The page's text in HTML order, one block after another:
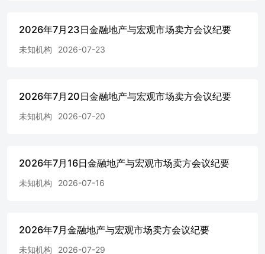
月上行、9-11月回落后续重启上涨的验证情况，以及对应农
其海外产能扩张、国际化业务落地成果3. 招商、南华等金
投及省级平台的评级变动 5. 美对伊朗空袭、油价上涨对美
股、亚洲股市及A股油气等热点板块的影响 6. 华峰测控、
妙可蓝多后续催化节点的落地情况，以及东山精密索尔思客
2026年7月23日金融地产与宏观市场卖方会议纪要
未知机构 2026-07-23
2026年7月20日金融地产与宏观市场卖方会议纪要
未知机构 2026-07-20
2026年7月16日金融地产与宏观市场卖方会议纪要
未知机构 2026-07-16
2026年7月金融地产与宏观市场卖方会议纪要
未知机构 2026-07-29